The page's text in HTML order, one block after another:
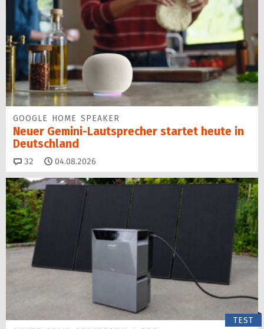
GOOGLE HOME SPEAKER
Neuer Gemini-Laut­spre­cher startet heu­te in
Deutschland
32 Kommentare
04.08.2026
TEST